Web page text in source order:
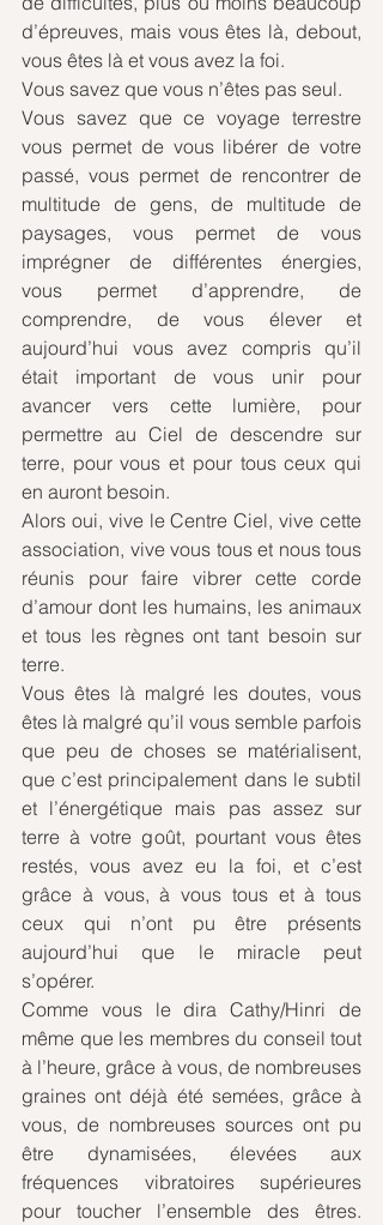
d’épreuves, mais vous êtes là, debout,
vous êtes là et vous avez la foi.
Vous savez que vous n’êtes pas seul.
Vous savez que ce voyage terrestre
vous permet de vous libérer de votre
passé, vous permet de rencontrer de
multitude de gens, de multitude de
paysages, vous permet de vous
imprégner de différentes énergies,
vous permet d’apprendre, de
comprendre, de vous élever et
aujourd’hui vous avez compris qu’il
était important de vous unir pour
avancer vers cette lumière, pour
permettre au Ciel de descendre sur
terre, pour vous et pour tous ceux qui
en auront besoin.
Alors oui, vive le Centre Ciel, vive cette
association, vive vous tous et nous tous
réunis pour faire vibrer cette corde
d’amour dont les humains, les animaux
et tous les règnes ont tant besoin sur
terre.
Vous êtes là malgré les doutes, vous
êtes là malgré qu’il vous semble parfois
que peu de choses se matérialisent,
que c’est principalement dans le subtil
et l’énergétique mais pas assez sur
terre à votre goût, pourtant vous êtes
restés, vous avez eu la foi, et c’est
grâce à vous, à vous tous et à tous
ceux qui n’ont pu être présents
aujourd’hui que le miracle peut
s’opérer.
Comme vous le dira Cathy/Hinri de
même que les membres du conseil tout
à l’heure, grâce à vous, de nombreuses
graines ont déjà été semées, grâce à
vous, de nombreuses sources ont pu
être dynamisées, élevées aux
fréquences vibratoires supérieures
pour toucher l’ensemble des êtres.